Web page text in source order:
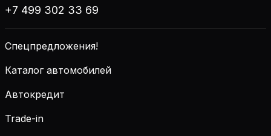
+7 499 302 33 69
Спецпредложения!
Каталог автомобилей
Автокредит
Trade-in